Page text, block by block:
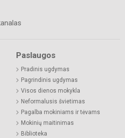
Paslaugos
Pradinis ugdymas
Pagrindinis ugdymas
Visos dienos mokykla
Neformalusis švietimas
Pagalba mokiniams ir tėvams
Mokinių maitinimas
Biblioteka